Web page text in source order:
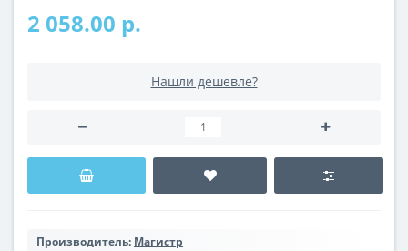
2 058.00 р.
Нашли дешевле?
Производитель: Магистр